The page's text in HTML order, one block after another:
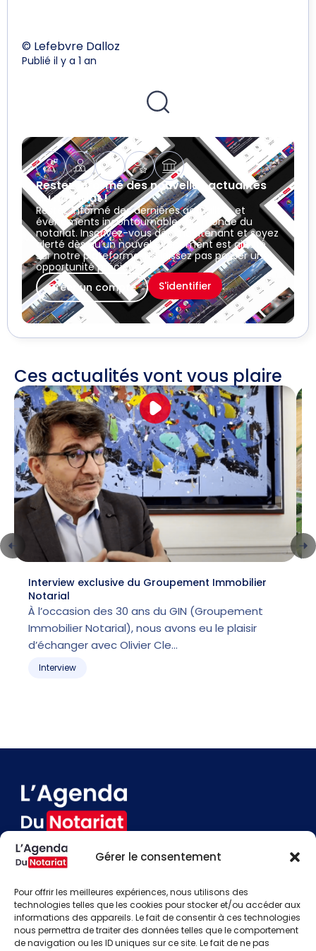
Gérer le consentement
Pour offrir les meilleures expériences, nous utilisons des
technologies telles que les cookies pour stocker et/ou accéder aux
informations des appareils. Le fait de consentir à ces technologies
nous permettra de traiter des données telles que le comportement
de navigation ou les ID uniques sur ce site. Le fait de ne pas
© Lefebvre Dalloz
Publié il y a 1 an
Restez informé des nouvelles actualités
du notariat !
Restez informé des dernières actualités et
événements incontournables du monde du
notariat. Inscrivez-vous dès maintenant et soyez
alerté dès qu’un nouvel événement est ajouté
sur notre plateforme. Ne laissez pas passer une
opportunité précieuse !
Créer un compte
S'identifier
Ces actualités vont vous plaire
Interview exclusive du Groupement Immobilier
Notarial
À l’occasion des 30 ans du GIN (Groupement
Immobilier Notarial), nous avons eu le plaisir
d’échanger avec Olivier Cle…
Interview
Contact
Besoin d'aide
Actualités
Évènements